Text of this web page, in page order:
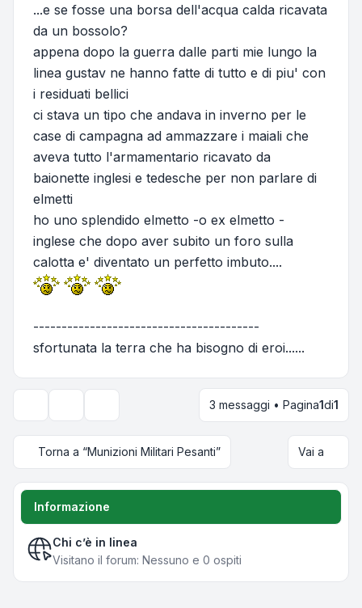
...e se fosse una borsa dell'acqua calda ricavata
da un bossolo?
appena dopo la guerra dalle parti mie lungo la
linea gustav ne hanno fatte di tutto e di piu' con
i residuati bellici
ci stava un tipo che andava in inverno per le
case di campagna ad ammazzare i maiali che
aveva tutto l'armamentario ricavato da
baionette inglesi e tedesche per non parlare di
elmetti
ho uno splendido elmetto -o ex elmetto -
inglese che dopo aver subito un foro sulla
calotta e' diventato un perfetto imbuto....
----------------------------------------
sfortunata la terra che ha bisogno di eroi......
Opzioni di visualizzazione e ordinamento
3 messaggi • Pagina1di1
Torna a “Munizioni Militari Pesanti” Vai a
Informazione
Chi c’è in linea
Visitano il forum: Nessuno e 0 ospiti